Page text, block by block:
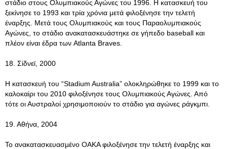
στάδιο στους Ολυμπιακούς Αγώνες του 1996. Η κατασκευή του
ξεκίνησε το 1993 και τρία χρόνια μετά φιλοξένησε την τελετή
έναρξης. Μετά τους Ολυμπιακούς και τους Παραολυμπιακούς
Αγώνες, το στάδιο ανακατασκευάστηκε σε γήπεδο baseball και
πλέον είναι έδρα των Atlanta Braves.
18. Σίδνεϊ, 2000
Η κατασκευή του “Stadium Australia” ολοκληρώθηκε το 1999 και το
καλοκαίρι του 2010 φιλοξένησε τους Ολυμπιακούς Αγώνες. Από
τότε οι Αυστραλοί χρησιμοποιούν το στάδιο για αγώνες ράγκμπι.
19. Αθήνα, 2004
Το ανακατασκευασμένο ΟΑΚΑ φιλοξένησε την τελετή έναρξης και